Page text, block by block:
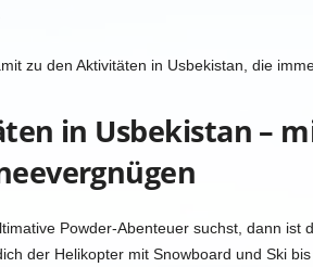
zu den Aktivitäten in Usbekistan, die
in Usbekistan –
Powder-Abenteuer suchst, dann ist
der Helikopter mit Snowboard und Ski